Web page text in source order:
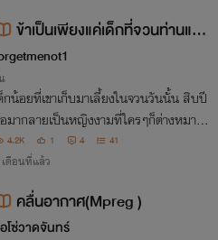
ข้าเป็นเพียงแค่เด็กที่จวนท่านแม่
เก็บมาเลี้ยง
กน้อยที่เขาเก็บมาเลี้ยงในจวนวันนั้น สิบปี
มากลายเป็นหญิงงามที่ใครๆก็ต่างหมาย
ง แม่ทัพเช่นเขาที่ไม่เคยเหลียวมองผู้ใด เ
อนกลับกำลังหวั่นไหวให้เด็กในบ้านเสียแ
4.2K 1 4 41
ดือนที่แล้ว
คลื่นอากาศ(Mpreg )
โซ่วาดจันทร์